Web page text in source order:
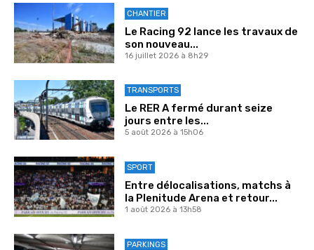
CHANTIER
Le Racing 92 lance les travaux de
son nouveau...
16 juillet 2026 à 8h29
TRANSPORTS
Le RER A fermé durant seize
jours entre les...
5 août 2026 à 15h06
SPORT
Entre délocalisations, matchs à
la Plenitude Arena et retour...
1 août 2026 à 13h58
PARKINGS